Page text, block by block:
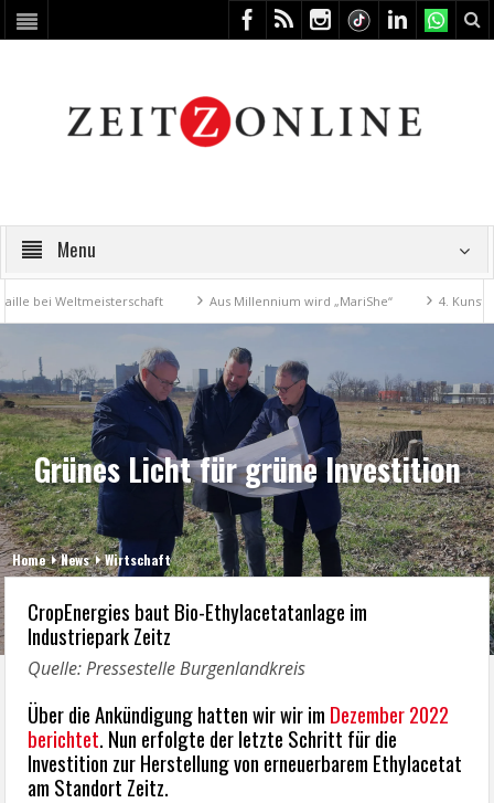
Menu
Aus Millennium wird „MariShe“ 4. Kunstfest
Grünes Licht für grüne Investition
Home News Wirtschaft
CropEnergies baut Bio-Ethylacetatanlage im
Industriepark Zeitz
Quelle: Pressestelle Burgenlandkreis
Über die Ankündigung hatten wir wir im Dezember 2022
berichtet. Nun erfolgte der letzte Schritt für die
Investition zur Herstellung von erneuerbarem Ethylacetat
am Standort Zeitz.